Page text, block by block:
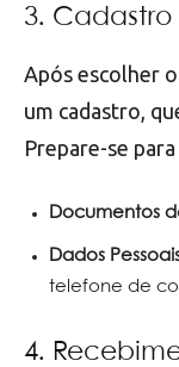
3.
Após escolher
um cadastro,
Prepare-se
Documentos
Dados
telefone de
4.